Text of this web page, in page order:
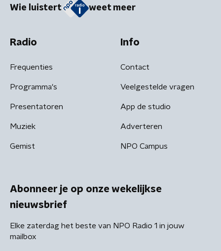
Wie luistert weet meer
Radio
Frequenties
Programma's
Presentatoren
Muziek
Gemist
Info
Contact
Veelgestelde vragen
App de studio
Adverteren
NPO Campus
Abonneer je op onze wekelijkse
nieuwsbrief
Elke zaterdag het beste van NPO Radio 1 in jouw
mailbox